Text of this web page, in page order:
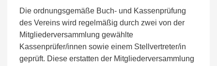
Die ordnungsgemäße Buch- und Kassenprüfung
des Vereins wird regelmäßig durch zwei von der
Mitgliederversammlung gewählte
Kassenprüfer/innen sowie einem Stellvertreter/in
geprüft. Diese erstatten der Mitgliederversammlung